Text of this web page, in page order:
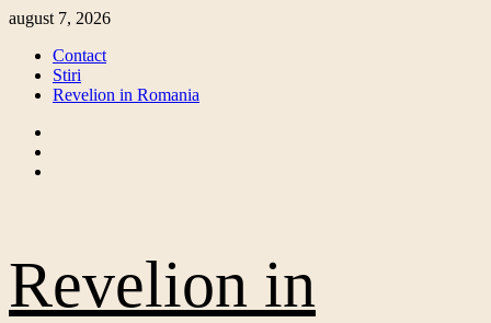
Skip
content
august 7, 2026
Contact
Stiri
Revelion in Romania
Revelion in